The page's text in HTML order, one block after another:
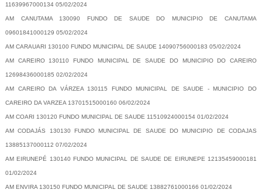
11639967000134 05/02/2024
AM CANUTAMA 130090 FUNDO DE SAUDE DO MUNICIPIO DE CANUTAMA
09601841000129 05/02/2024
AM CARAUARI 130100 FUNDO MUNICIPAL DE SAUDE 14090756000183 05/02/2024
AM CAREIRO 130110 FUNDO MUNICIPAL DE SAUDE DO MUNICIPIO DO CAREIRO
12698436000185 02/02/2024
AM CAREIRO DA VÁRZEA 130115 FUNDO MUNICIPAL DE SAUDE - MUNICIPIO DO
CAREIRO DA VARZEA 13701515000160 06/02/2024
AM COARI 130120 FUNDO MUNICIPAL DE SAUDE 11510924000154 01/02/2024
AM CODAJÁS 130130 FUNDO MUNICIPAL DE SAUDE DO MUNICIPIO DE CODAJAS
13885137000112 07/02/2024
AM EIRUNEPÉ 130140 FUNDO MUNICIPAL DE SAUDE DE EIRUNEPE 12135459000181
01/02/2024
AM ENVIRA 130150 FUNDO MUNICIPAL DE SAUDE 13882761000166 01/02/2024